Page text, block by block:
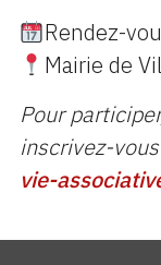
Rendez-
Mairie de
Pour
inscrivez-
vie-